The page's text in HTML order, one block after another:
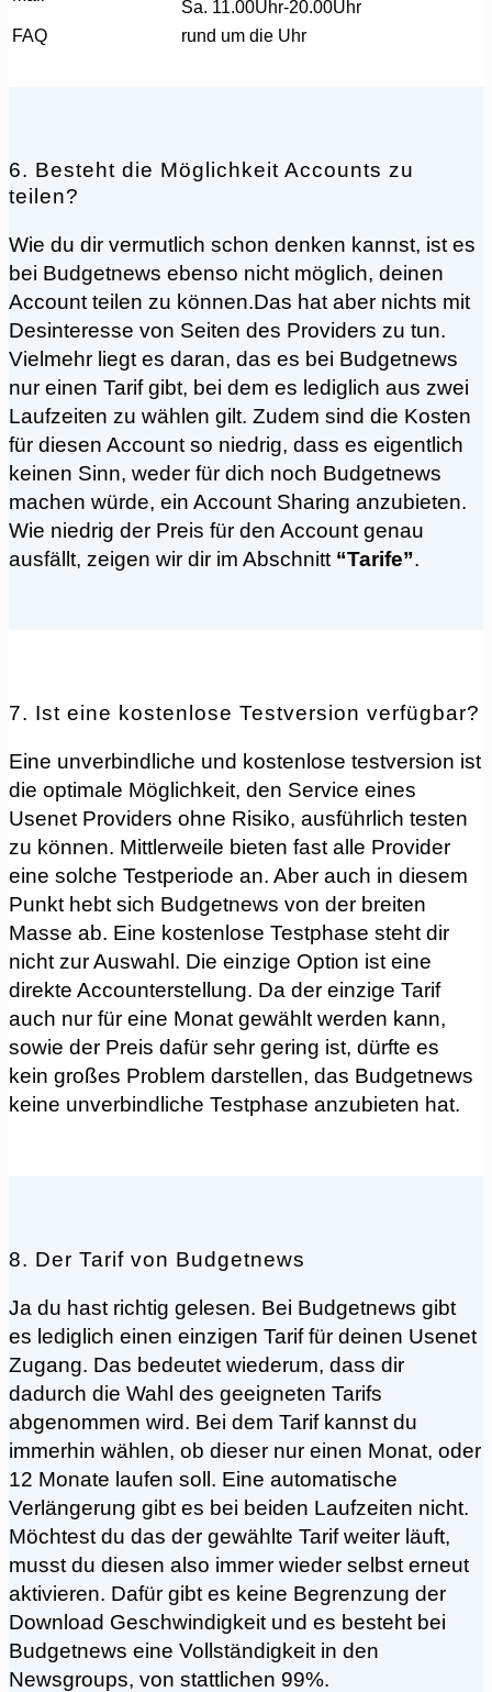
Sa. 11.00Uhr-20.00Uhr
FAQ
rund um die Uhr
6. Besteht die Möglichkeit Accounts zu
teilen?
Wie du dir vermutlich schon denken kannst, ist es
bei Budgetnews ebenso nicht möglich, deinen
Account teilen zu können.Das hat aber nichts mit
Desinteresse von Seiten des Providers zu tun.
Vielmehr liegt es daran, das es bei Budgetnews
nur einen Tarif gibt, bei dem es lediglich aus zwei
Laufzeiten zu wählen gilt. Zudem sind die Kosten
für diesen Account so niedrig, dass es eigentlich
keinen Sinn, weder für dich noch Budgetnews
machen würde, ein Account Sharing anzubieten.
Wie niedrig der Preis für den Account genau
ausfällt, zeigen wir dir im Abschnitt “Tarife”.
7. Ist eine kostenlose Testversion verfügbar?
Eine unverbindliche und kostenlose testversion ist
die optimale Möglichkeit, den Service eines
Usenet Providers ohne Risiko, ausführlich testen
zu können. Mittlerweile bieten fast alle Provider
eine solche Testperiode an. Aber auch in diesem
Punkt hebt sich Budgetnews von der breiten
Masse ab. Eine kostenlose Testphase steht dir
nicht zur Auswahl. Die einzige Option ist eine
direkte Accounterstellung. Da der einzige Tarif
auch nur für eine Monat gewählt werden kann,
sowie der Preis dafür sehr gering ist, dürfte es
kein großes Problem darstellen, das Budgetnews
keine unverbindliche Testphase anzubieten hat.
8. Der Tarif von Budgetnews
Ja du hast richtig gelesen. Bei Budgetnews gibt
es lediglich einen einzigen Tarif für deinen Usenet
Zugang. Das bedeutet wiederum, dass dir
dadurch die Wahl des geeigneten Tarifs
abgenommen wird. Bei dem Tarif kannst du
immerhin wählen, ob dieser nur einen Monat, oder
12 Monate laufen soll. Eine automatische
Verlängerung gibt es bei beiden Laufzeiten nicht.
Möchtest du das der gewählte Tarif weiter läuft,
musst du diesen also immer wieder selbst erneut
aktivieren. Dafür gibt es keine Begrenzung der
Download Geschwindigkeit und es besteht bei
Budgetnews eine Vollständigkeit in den
Newsgroups, von stattlichen 99%.